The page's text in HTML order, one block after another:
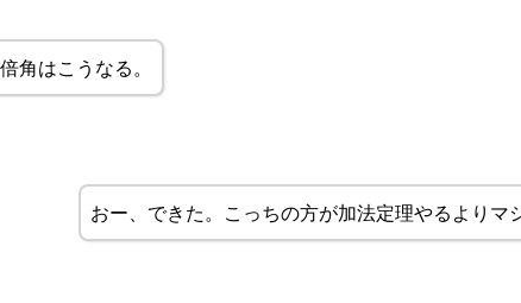
角はこうなる。
おー、できた。こっちの方が加法定理やるよりマ